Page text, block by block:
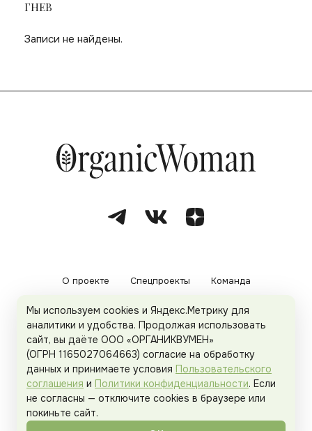
ГНЕВ
Записи не найдены.
О проекте Спецпроекты Команда
Рекламодателям Политика конфиденциальности
Пользовательское соглашение
Organicwoman.ru . Все права защищены.
Мы используем cookies и Яндекс.Метрику для
аналитики и удобства. Продолжая использовать
сайт, вы даёте ООО «ОРГАНИКВУМЕН»
(ОГРН 1165027064663) согласие на обработку
данных и принимаете условия Пользовательского
соглашения и Политики конфиденциальности. Если
не согласны — отключите cookies в браузере или
покиньте сайт.